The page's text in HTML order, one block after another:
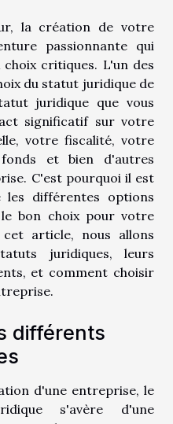
la création de votre
passionnante qui
critiques. L'un des
du statut juridique de
juridique que vous
significatif sur votre
votre fiscalité, votre
et bien d'autres
C'est pourquoi il est
les différentes options
bon choix pour votre
article, nous allons
juridiques, leurs
et comment choisir
différents
d'une entreprise, le
s'avère d'une